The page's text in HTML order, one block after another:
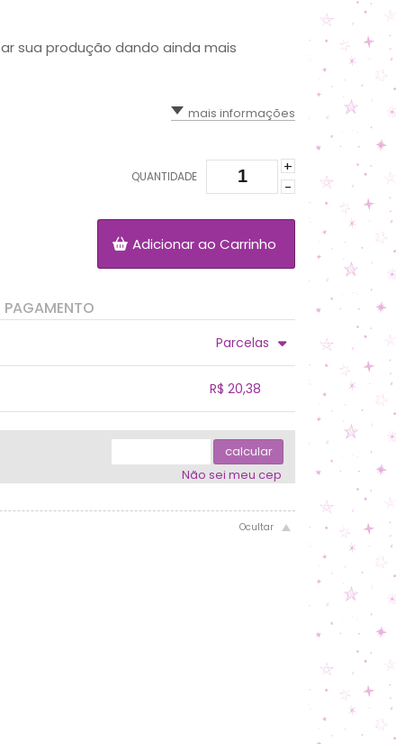
sua produção dando ainda mais
mais informações
QUANTIDADE
+
-
Adicionar ao Carrinho
PAGAMENTO
Parcelas
R$ 20,38
....
calcular
Não sei meu cep